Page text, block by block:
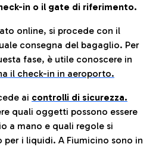
in o il gate di riferimento.
online, si procede con il
consegna del bagaglio. Per
fase, è utile conoscere in
il check-in in aeroporto.
ai controlli di sicurezza.
quali oggetti possono essere
a mano e quali regole si
i liquidi. A Fiumicino sono in